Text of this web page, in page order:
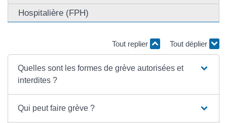
Hospitalière (FPH)
Tout replier Tout déplier
Quelles sont les formes de grève autorisées et
interdites ?
Qui peut faire grève ?